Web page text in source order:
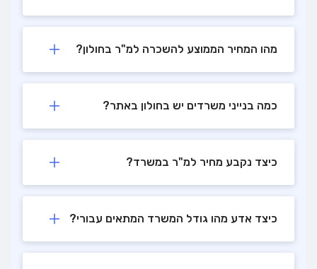
מהו המחיר הממוצע להשכרה למ"ר בחולון?
כמה בנייני משרדים יש בחולון באתר?
כיצד נקבע מחיר למ"ר במשרד?
כיצד אדע מהו גודל המשרד המתאים עבורי?